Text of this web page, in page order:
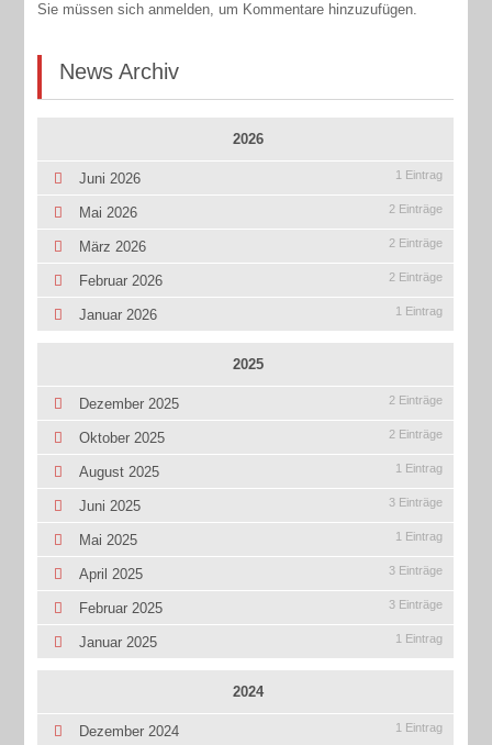
Sie müssen sich anmelden, um Kommentare hinzuzufügen.
News Archiv
2026
Juni 2026 1 Eintrag
Mai 2026 2 Einträge
März 2026 2 Einträge
Februar 2026 2 Einträge
Januar 2026 1 Eintrag
2025
Dezember 2025 2 Einträge
Oktober 2025 2 Einträge
August 2025 1 Eintrag
Juni 2025 3 Einträge
Mai 2025 1 Eintrag
April 2025 3 Einträge
Februar 2025 3 Einträge
Januar 2025 1 Eintrag
2024
Dezember 2024 1 Eintrag